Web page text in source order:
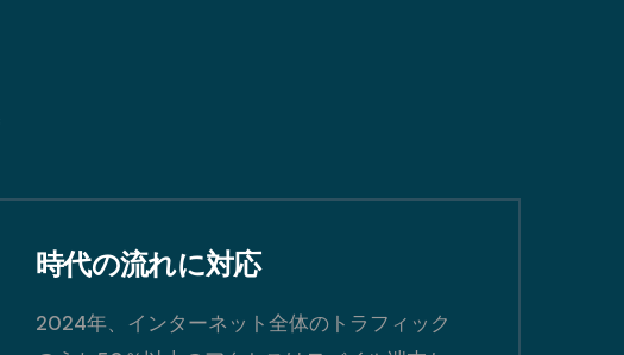
時代の流れに対応
2024年、インターネット全体のトラフィック